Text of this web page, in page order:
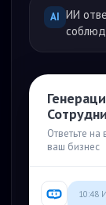
AI ИИ
Ответьте
ваш бизнес
10:48